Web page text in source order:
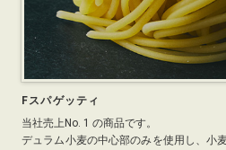
Fスパゲッティ
当社売上No. 1 の商品です。
デュラム小麦の中心部のみを使用し、小